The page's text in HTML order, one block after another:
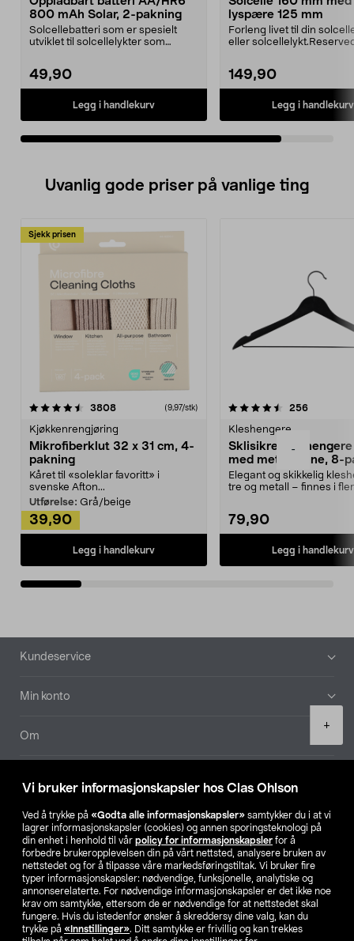
Vi bruker informasjonskapsler hos Clas Ohlson
Ved å trykke på «Godta alle informasjonskapsler» samtykker du i at vi
lagrer informasjonskapsler (cookies) og annen sporingsteknologi på
din enhet i henhold til vår policy for informasjonskapsler for å
forbedre brukeropplevelsen din på vårt nettsted, analysere bruken av
nettstedet og for å tilpasse våre markedsføringstiltak. Vi bruker fire
typer informasjonskapsler: nødvendige, funksjonelle, analytiske og
annonserelaterte. For nødvendige informasjonskapsler er det ikke noe
krav om samtykke, ettersom de er nødvendige for at nettstedet skal
fungere. Hvis du istedenfor ønsker å skreddersy dine valg, kan du
trykke på «Innstillinger». Ditt samtykke er frivillig og kan trekkes
-
+
800 mAh Solar, 2-pakning
Solcellebatteri som er spesielt
utviklet til solcellelykter som
49,90
Legg i handlekurv
lyspære 125 mm
Forleng livet til din
eller
149,90
Legg i handlekurv
Uvanlig gode priser på vanlige ting
Sjekk prisen
3808anmeldelser(9,97/stk)
Kjøkkenrengjøring
Mikrofiberklut 32 x 31 cm, 4-
pakning
Kåret til «soleklar favoritt» i
svenske Afton...
Utførelse: Grå/beige
39,90
Legg i handlekurv
4.5av 5 stjerner 256
Kleshengere
Sklisikre
med metallpinne, 8-
Elegant og skikkelig
tre og metall – finnes i
79,90
Legg i handlekurv
4.5av 5 stjerner
Bunntekst
Kundeservice
Min konto
Om
Våre selskaper
Finn din butikk
SE NO FI